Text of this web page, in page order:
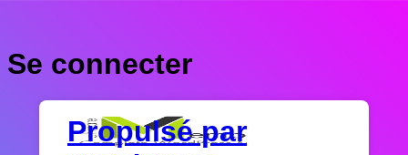
Se connecter
Propulsé par